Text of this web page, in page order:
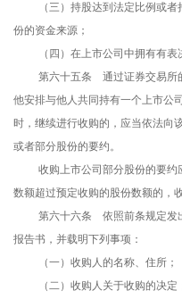
（三）持股达到法定比例或
份的资金来源；
（四）在上市公司中拥有有
第六十五条 通过证券交易所
他安排与他人共同持有一个上市公
时，继续进行收购的，应当依法向
或者部分股份的要约。
收购上市公司部分股份的要
数额超过预定收购的股份数额的，
第六十六条 依照前条规定发
报告书，并载明下列事项：
（一）收购人的名称、住所；
（二）收购人关于收购的决定